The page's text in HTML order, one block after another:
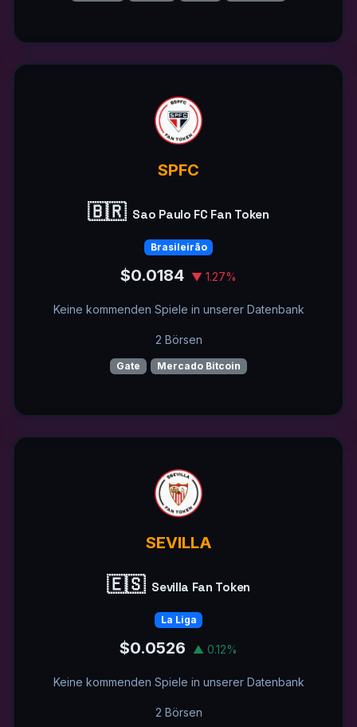
SPFC
🇧🇷 Sao Paulo FC Fan Token
Brasileirão
$0.0184 ▼ 1.27%
Keine kommenden Spiele in unserer Datenbank
2 Börsen
Gate Mercado Bitcoin
SEVILLA
🇪🇸 Sevilla Fan Token
La Liga
$0.0526 ▲ 0.12%
Keine kommenden Spiele in unserer Datenbank
2 Börsen